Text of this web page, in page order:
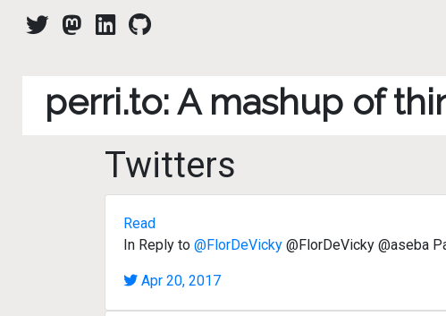
perri.to: A mashup of
Twitters
Read
In Reply to @FlorDeVicky @FlorDeVicky @aseba
Apr 20, 2017